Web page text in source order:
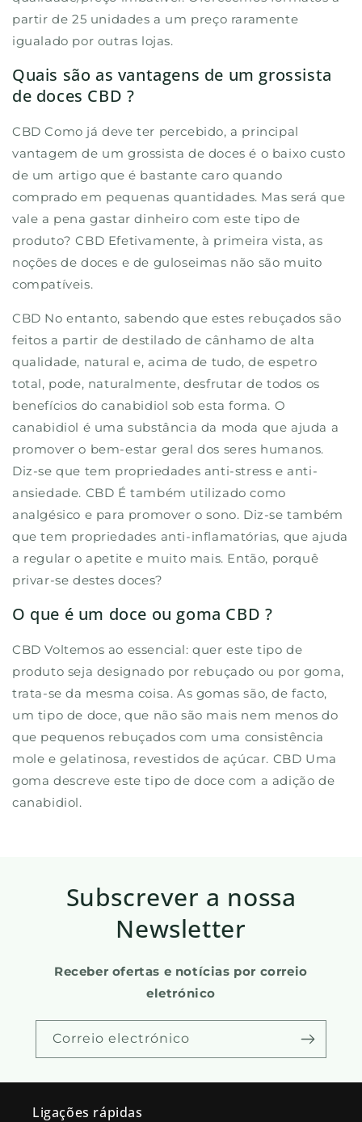
partir de 25 unidades a um preço raramente
igualado por outras lojas.
Quais são as vantagens de um grossista
de doces CBD ?
CBD Como já deve ter percebido, a principal
vantagem de um grossista de doces é o baixo custo
de um artigo que é bastante caro quando
comprado em pequenas quantidades. Mas será que
vale a pena gastar dinheiro com este tipo de
produto? CBD Efetivamente, à primeira vista, as
noções de doces e de guloseimas não são muito
compatíveis.
CBD No entanto, sabendo que estes rebuçados são
feitos a partir de destilado de cânhamo de alta
qualidade, natural e, acima de tudo, de espetro
total, pode, naturalmente, desfrutar de todos os
benefícios do canabidiol sob esta forma. O
canabidiol é uma substância da moda que ajuda a
promover o bem-estar geral dos seres humanos.
Diz-se que tem propriedades anti-stress e anti-
ansiedade. CBD É também utilizado como
analgésico e para promover o sono. Diz-se também
que tem propriedades anti-inflamatórias, que ajuda
a regular o apetite e muito mais. Então, porquê
privar-se destes doces?
O que é um doce ou goma CBD ?
CBD Voltemos ao essencial: quer este tipo de
produto seja designado por rebuçado ou por goma,
trata-se da mesma coisa. As gomas são, de facto,
um tipo de doce, que não são mais nem menos do
que pequenos rebuçados com uma consistência
mole e gelatinosa, revestidos de açúcar. CBD Uma
goma descreve este tipo de doce com a adição de
canabidiol.
Subscrever a nossa
Newsletter
Receber ofertas e notícias por correio
eletrónico
Correio electrónico
Ligações rápidas